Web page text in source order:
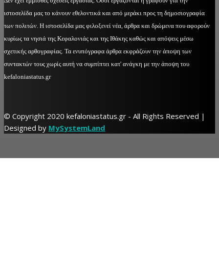
ιστοσελίδα μας το κάνουν εθελοντικά και από μεράκι προς τη δημοσιογραφία
των πολιτών. Η ιστοσελίδα μας φιλοξενεί νέα, άρθρα και δρώμενα που αφορούν
κυρίως τα νησιά της Κεφαλονιάς και της Ιθάκης καθώς και απόψεις μέσω
σχετικής αρθογραφίας. Τα ενυπόγραφα άρθρα εκφράζουν την άποψη των
συντακτών τους χωρίς αυτή να συμπίπτει κατ' ανάγκη με την άποψη του
kefaloniastatus.gr
© Copyright 2020 kefaloniastatus.gr - All Rights Reserved |
Designed by MySystemLand